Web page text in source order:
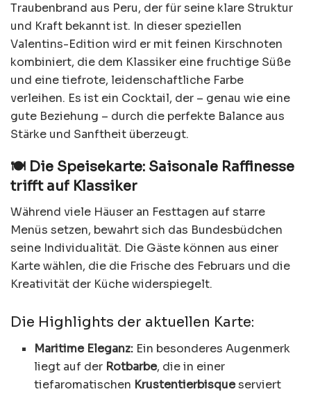
Traubenbrand aus Peru, der für seine klare Struktur
und Kraft bekannt ist. In dieser speziellen
Valentins-Edition wird er mit feinen Kirschnoten
kombiniert, die dem Klassiker eine fruchtige Süße
und eine tiefrote, leidenschaftliche Farbe
verleihen. Es ist ein Cocktail, der – genau wie eine
gute Beziehung – durch die perfekte Balance aus
Stärke und Sanftheit überzeugt.
🍽️ Die Speisekarte: Saisonale Raffinesse
trifft auf Klassiker
Während viele Häuser an Festtagen auf starre
Menüs setzen, bewahrt sich das Bundesbüdchen
seine Individualität. Die Gäste können aus einer
Karte wählen, die die Frische des Februars und die
Kreativität der Küche widerspiegelt.
Die Highlights der aktuellen Karte:
Maritime Eleganz: Ein besonderes Augenmerk
liegt auf der Rotbarbe, die in einer
tiefaromatischen Krustentierbisqueserviert